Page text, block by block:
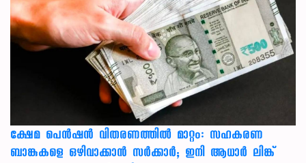
ക്ഷേമ പെൻഷൻ വിതരണത്തിൽ മാറ്റം: സഹകരണ
ബാങ്കുകളെ ഒഴിവാക്കാൻ സർക്കാർ; ഇനി ആധാർ ലിങ്ക്